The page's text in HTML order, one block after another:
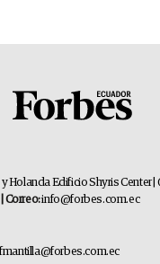
Holanda Edificio Shyris Center |
| Correo:info@forbes.com.ec